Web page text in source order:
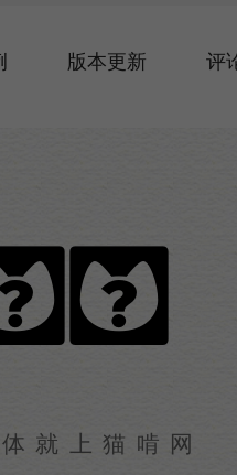
版本更新 评
体
就上猫啃网